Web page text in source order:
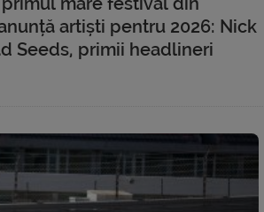
artiști pentru 2026: Nick
Seeds, primii headlineri